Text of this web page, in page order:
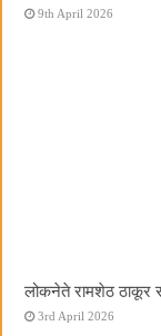
9th April 2026
लोकनेते रामशेठ ठाकूर
3rd April 2026